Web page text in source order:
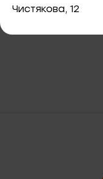
Чистякова, 12